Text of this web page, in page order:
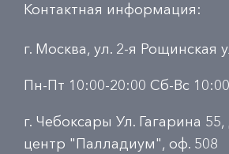
Контактная информация:
г. Москва, ул. 2-я Рощинская
Пн-Пт 10:00-20:00 Сб-Вс
г. Чебоксары Ул. Гагарина
центр "Палладиум", оф. 508